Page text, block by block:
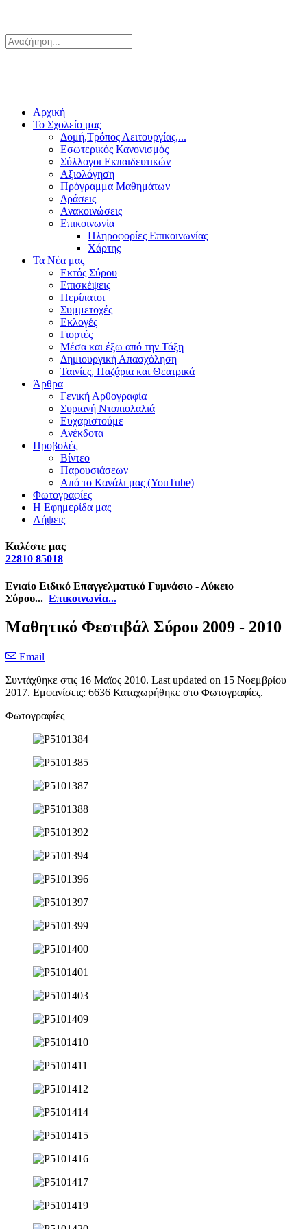
Αρχική
Το Σχολείο μας
Δομή,Τρόπος Λειτουργίας,...
Εσωτερικός Κανονισμός
Σύλλογοι Εκπαιδευτικών
Αξιολόγηση
Πρόγραμμα Μαθημάτων
Δράσεις
Ανακοινώσεις
Επικοινωνία
Πληροφορίες Επικοινωνίας
Χάρτης
Τα Νέα μας
Εκτός Σύρου
Επισκέψεις
Περίπατοι
Συμμετοχές
Εκλογές
Γιορτές
Μέσα και έξω από την Τάξη
Δημιουργική Απασχόληση
Ταινίες, Παζάρια και Θεατρικά
Άρθρα
Γενική Αρθογραφία
Συριανή Ντοπιολαλιά
Ευχαριστούμε
Ανέκδοτα
Προβολές
Βίντεο
Παρουσιάσεων
Από το Κανάλι μας (YouTube)
Φωτογραφίες
Η Εφημερίδα μας
Λήψεις
Καλέστε μας
22810 85018
Ενιαίο Ειδικό Επαγγελματικό Γυμνάσιο - Λύκειο
Σύρου... Επικοινωνία...
Μαθητικό Φεστιβάλ Σύρου 2009 - 2010
Email
Συντάχθηκε στις 16 Μαϊος 2010. Last updated on 15 Νοεμβρίου
2017. Εμφανίσεις: 6636 Καταχωρήθηκε στο Φωτογραφίες.
Φωτογραφίες